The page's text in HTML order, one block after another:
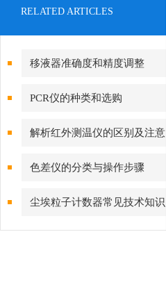
RELATED ARTICLES
移液器准确度和精度调整
PCR仪的种类和选购
解析红外测温仪的区别及注意
事项
色差仪的分类与操作步骤
尘埃粒子计数器常见技术知识
点解答